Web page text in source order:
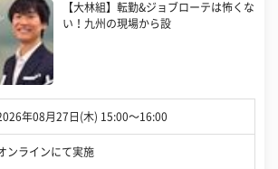
【大林組】転勤&ジョブローテは怖くな
い！九州の現場から設
年08月27日(木) 15:00〜16:00
ンラインにて実施